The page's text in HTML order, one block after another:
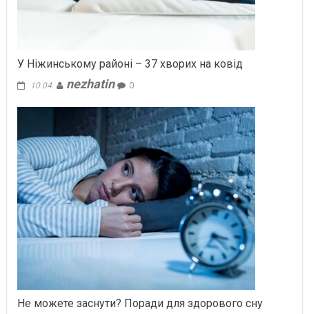
У Ніжинському районі – 37 хворих на ковід
10.04. nezhatin 0
Не можете заснути? Поради для здорового сну